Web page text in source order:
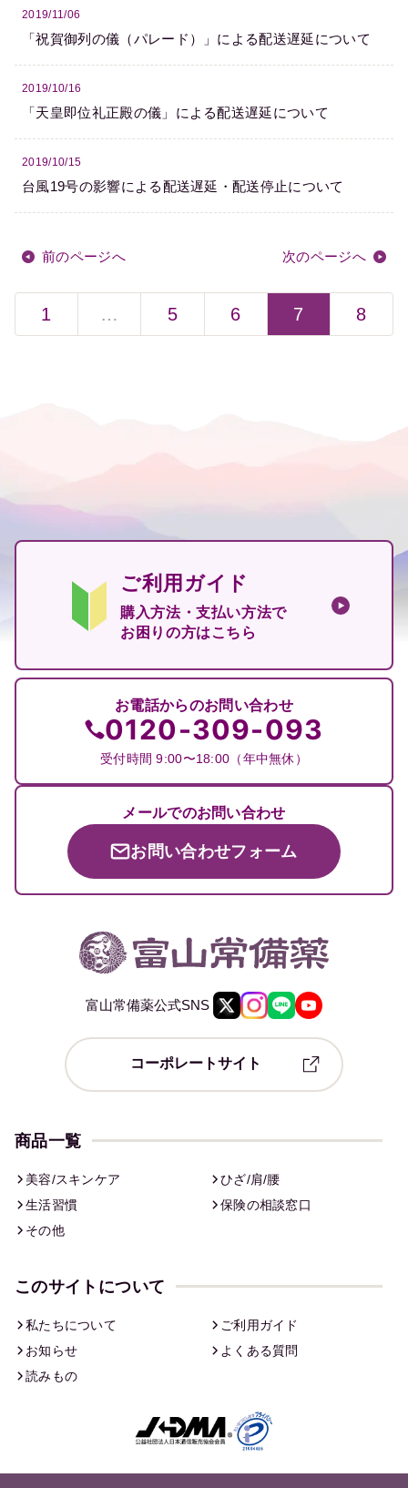
2019/11/06
「祝賀御列の儀（パレード）」による配送遅延について
2019/10/16
「天皇即位礼正殿の儀」による配送遅延について
2019/10/15
台風19号の影響による配送遅延・配送停止について
前のページへ
1 … 5 6 7 8
次のページへ
ご利用ガイド
購入方法・支払い方法で
お困りの方はこちら
お電話からのお問い合わせ
0120-309-093
受付時間 9:00〜18:00（年中無休）
メールでのお問い合わせ
お問い合わせフォーム
富山常備薬公式SNS
コーポレートサイト
商品一覧
美容/スキンケア
ひざ/肩/腰
生活習慣
保険の相談窓口
その他
このサイトについて
私たちについて
ご利用ガイド
お知らせ
よくある質問
読みもの